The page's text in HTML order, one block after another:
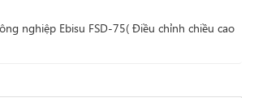
nghiệp Ebisu FSD-75( Điều chỉnh chiều cao